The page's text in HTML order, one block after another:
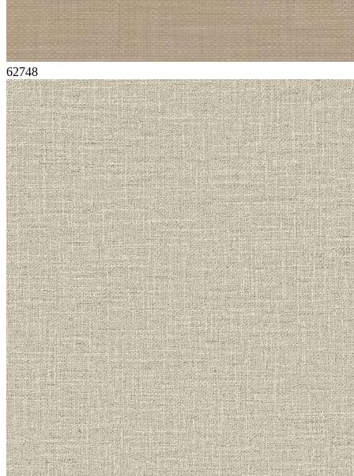
62748